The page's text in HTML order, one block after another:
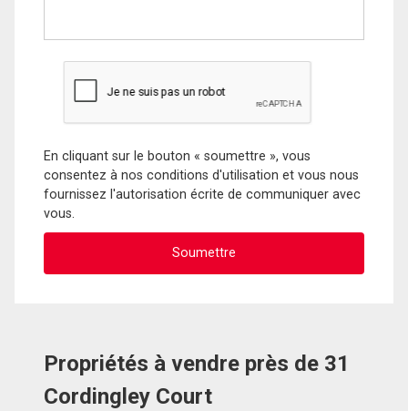
En cliquant sur le bouton « soumettre », vous
consentez à nos conditions d'utilisation et vous nous
fournissez l'autorisation écrite de communiquer avec
vous.
Propriétés à vendre près de 31
Cordingley Court